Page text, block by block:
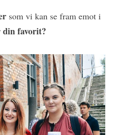
som vi kan se fram emot i
favorit?